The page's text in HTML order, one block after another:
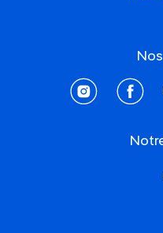
instagram